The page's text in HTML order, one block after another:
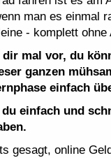
man es einmal
- komplett ohne
mal vor, du
ganzen
einfach
einfach und
gesagt, online